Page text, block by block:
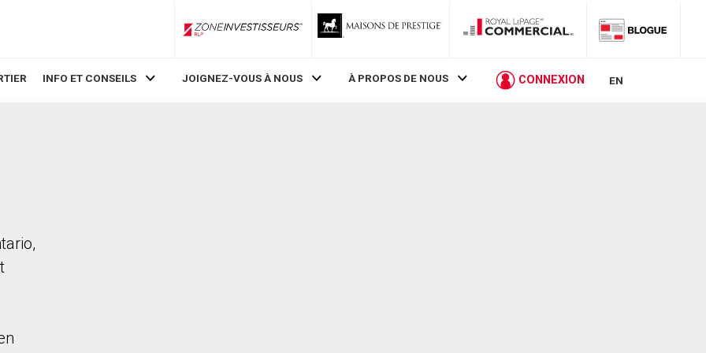
ZoneInvestisseurs RLP
INFO ET CONSEILS JOIGNEZ-VOUS À NOUS À PROPOS DE NOUS CONNEXION EN